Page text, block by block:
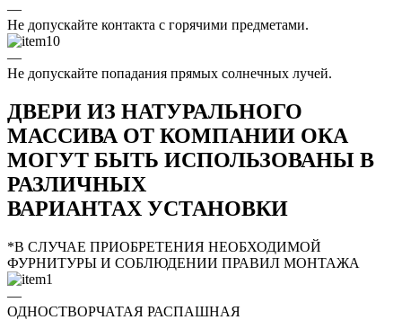
—
Не допускайте контакта с горячими предметами.
—
Не допускайте попадания прямых солнечных лучей.
ДВЕРИ ИЗ НАТУРАЛЬНОГО
МАССИВА ОТ КОМПАНИИ ОКА
МОГУТ БЫТЬ ИСПОЛЬЗОВАНЫ В
РАЗЛИЧНЫХ
ВАРИАНТАХ УСТАНОВКИ
*В СЛУЧАЕ ПРИОБРЕТЕНИЯ НЕОБХОДИМОЙ
ФУРНИТУРЫ И СОБЛЮДЕНИИ ПРАВИЛ МОНТАЖА
—
ОДНОСТВОРЧАТАЯ РАСПАШНАЯ